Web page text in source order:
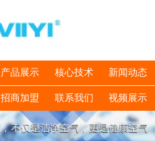
产品展示 核心技术 新闻动态
招商加盟 联系我们 视频展示